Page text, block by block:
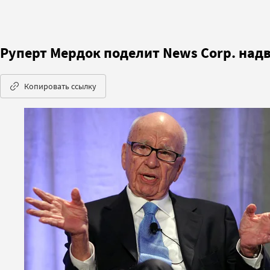
Руперт Мердок поделит News Corp.
Копировать ссылку